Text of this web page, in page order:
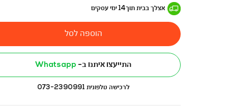
אצלך בבית תוך14 ימי עסקים
הוספה לסל
התייעצו איתנו ב- Whatsapp
לרכישה טלפונית 073-2390991